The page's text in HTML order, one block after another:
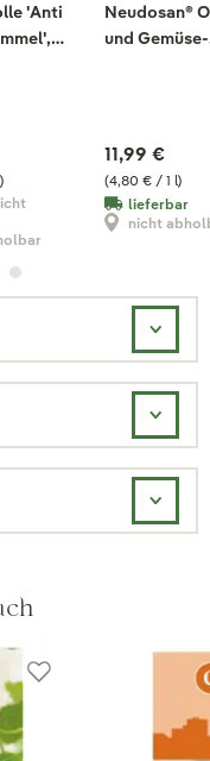
'Anti
Neudosan®
und Gemüse-
(4,80 € / 1 l)
11,99 €
lieferbar
nicht